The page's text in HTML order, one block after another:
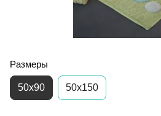
Размеры
50х90 50x150